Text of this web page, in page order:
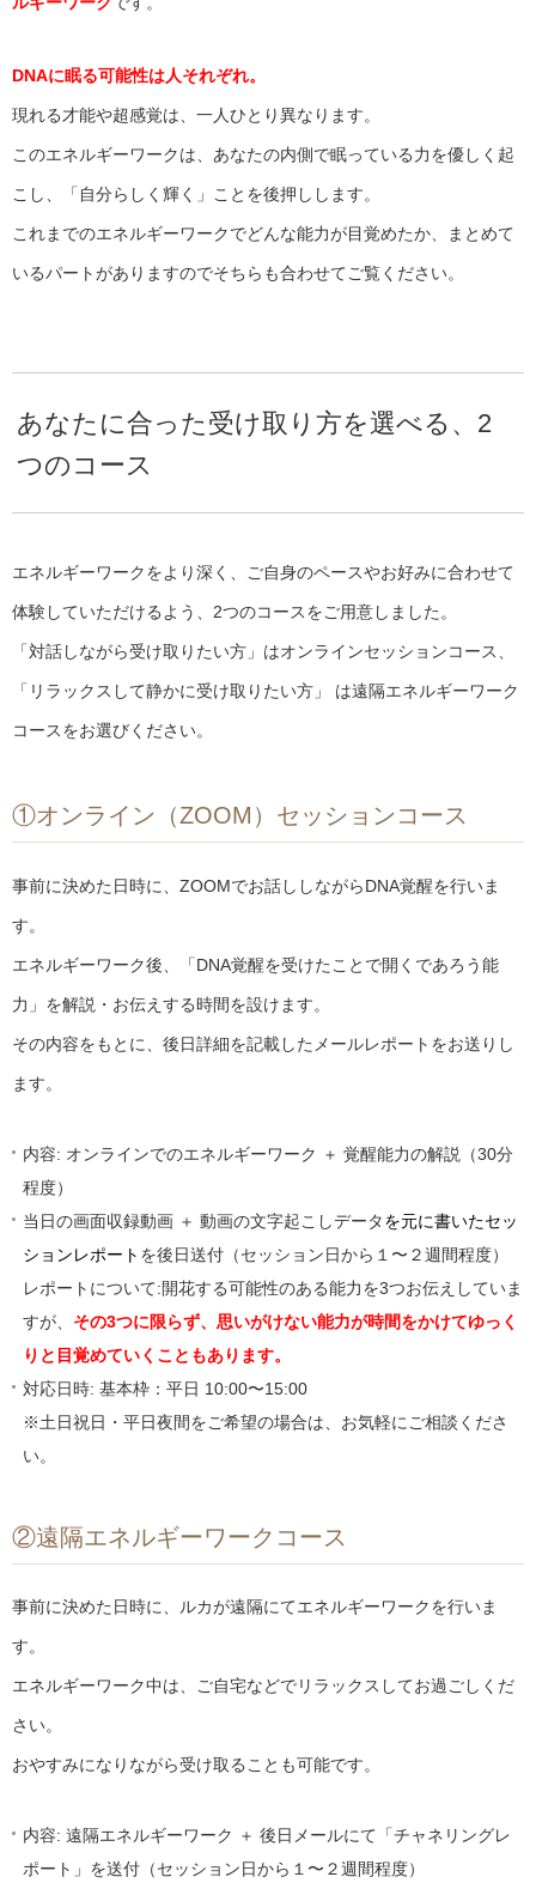
DNAに眠る可能性は人それぞれ。
現れる才能や超感覚は、一人ひとり異なります。
このエネルギーワークは、あなたの内側で眠っている力を優しく起
こし、「自分らしく輝く」ことを後押しします。
これまでのエネルギーワークでどんな能力が目覚めたか、まとめて
いるパートがありますのでそちらも合わせてご覧ください。
あなたに合った受け取り方を選べる、2
つのコース
エネルギーワークをより深く、ご自身のペースやお好みに合わせて
体験していただけるよう、2つのコースをご用意しました。
「対話しながら受け取りたい方」はオンラインセッションコース、
「リラックスして静かに受け取りたい方」 は遠隔エネルギーワーク
コースをお選びください。
①オンライン（ZOOM）セッションコース
事前に決めた日時に、ZOOMでお話ししながらDNA覚醒を行いま
す。
エネルギーワーク後、「DNA覚醒を受けたことで開くであろう能
力」を解説・お伝えする時間を設けます。
その内容をもとに、後日詳細を記載したメールレポートをお送りし
ます。
内容: オンラインでのエネルギーワーク ＋ 覚醒能力の解説（30分
程度）
当日の画面収録動画 ＋ 動画の文字起こしデータを元に書いたセッ
ションレポート を後日送付（セッション日から１〜２週間程度）
レポートについて:開花する可能性のある能力を3つお伝えしていま
すが、 その3つに限らず、思いがけない能力が時間をかけてゆっく
りと目覚めていくこともあります。
対応日時: 基本枠：平日 10:00〜15:00
※土日祝日・平日夜間をご希望の場合は、お気軽にご相談くださ
い。
②遠隔エネルギーワークコース
事前に決めた日時に、ルカが遠隔にてエネルギーワークを行いま
す。
エネルギーワーク中は、ご自宅などでリラックスしてお過ごしくだ
さい。
おやすみになりながら受け取ることも可能です。
内容: 遠隔エネルギーワーク ＋ 後日メールにて「チャネリングレ
ポート」を送付 （セッション日から１〜２週間程度）